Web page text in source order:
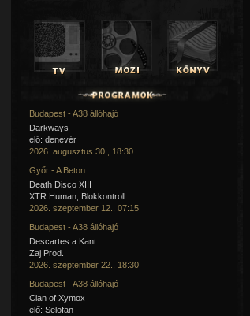
Budapest - A38 állóhajó
Darkways
elő: denevér
2026. augusztus 30., 18:30
Győr - A Beton
Death Disco XIII
XTR Human, Blokkontroll
2026. szeptember 12., 07:15
Budapest - A38 állóhajó
Descartes a Kant
Zaj Prod.
2026. szeptember 22., 18:30
Budapest - A38 állóhajó
Clan of Xymox
elő: Selofan